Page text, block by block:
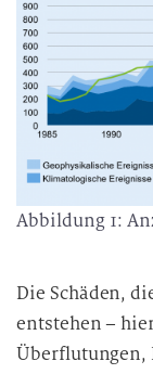
Abbildung 1:
Die Schäden,
entstehen –
Überflutungen,